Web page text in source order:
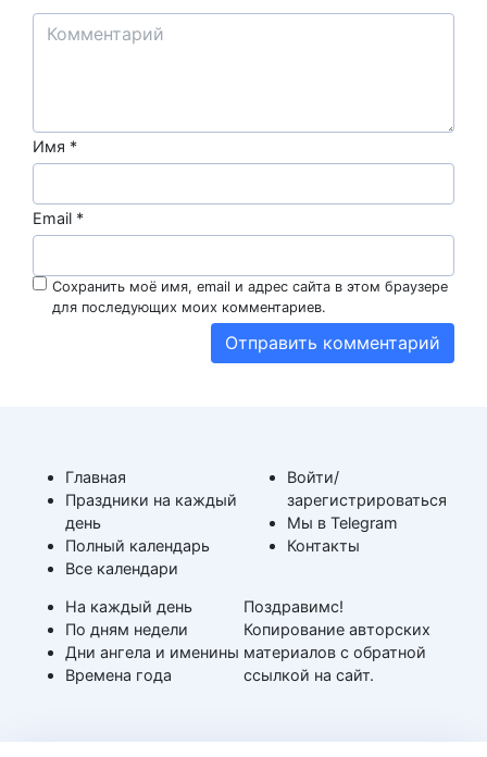
Имя *
Email *
Сохранить моё имя, email и адрес сайта в этом браузере
для последующих моих комментариев.
Главная
Праздники на каждый
день
Полный календарь
Все календари
На каждый день
По дням недели
Дни ангела и именины
Времена года
Войти/
зарегистрироваться
Мы в Telegram
Контакты
Поздравимс!
Копирование авторских
материалов с обратной
ссылкой на сайт.